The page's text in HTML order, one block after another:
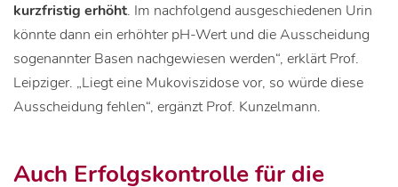
kurzfristig erhöht. Im nachfolgend ausgeschiedenen Urin
könnte dann ein erhöhter pH-Wert und die Ausscheidung
sogenannter Basen nachgewiesen werden“, erklärt Prof.
Leipziger. „Liegt eine Mukoviszidose vor, so würde diese
Ausscheidung fehlen“, ergänzt Prof. Kunzelmann.
Auch Erfolgskontrolle für die